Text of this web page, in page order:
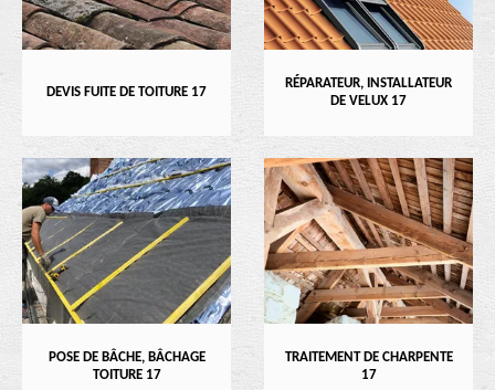
DEVIS FUITE DE TOITURE 17
RÉPARATEUR, INSTALLATEUR
DE VELUX 17
POSE DE BÂCHE, BÂCHAGE
TOITURE 17
TRAITEMENT DE CHARPENTE
17